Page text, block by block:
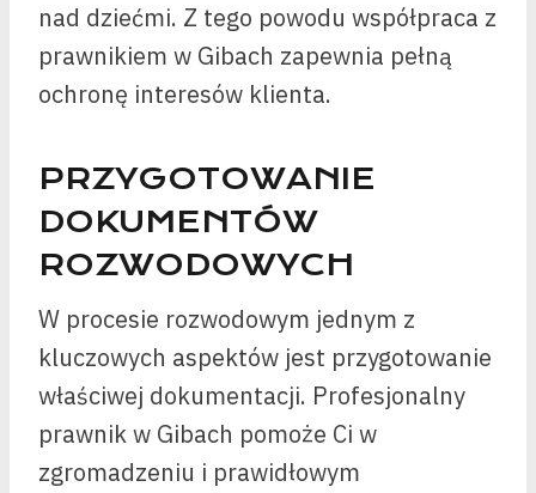
nad dziećmi. Z tego powodu współpraca z
prawnikiem w Gibach zapewnia pełną
ochronę interesów klienta.
PRZYGOTOWANIE
DOKUMENTÓW
ROZWODOWYCH
W procesie rozwodowym jednym z
kluczowych aspektów jest przygotowanie
właściwej dokumentacji. Profesjonalny
prawnik w Gibach pomoże Ci w
zgromadzeniu i prawidłowym